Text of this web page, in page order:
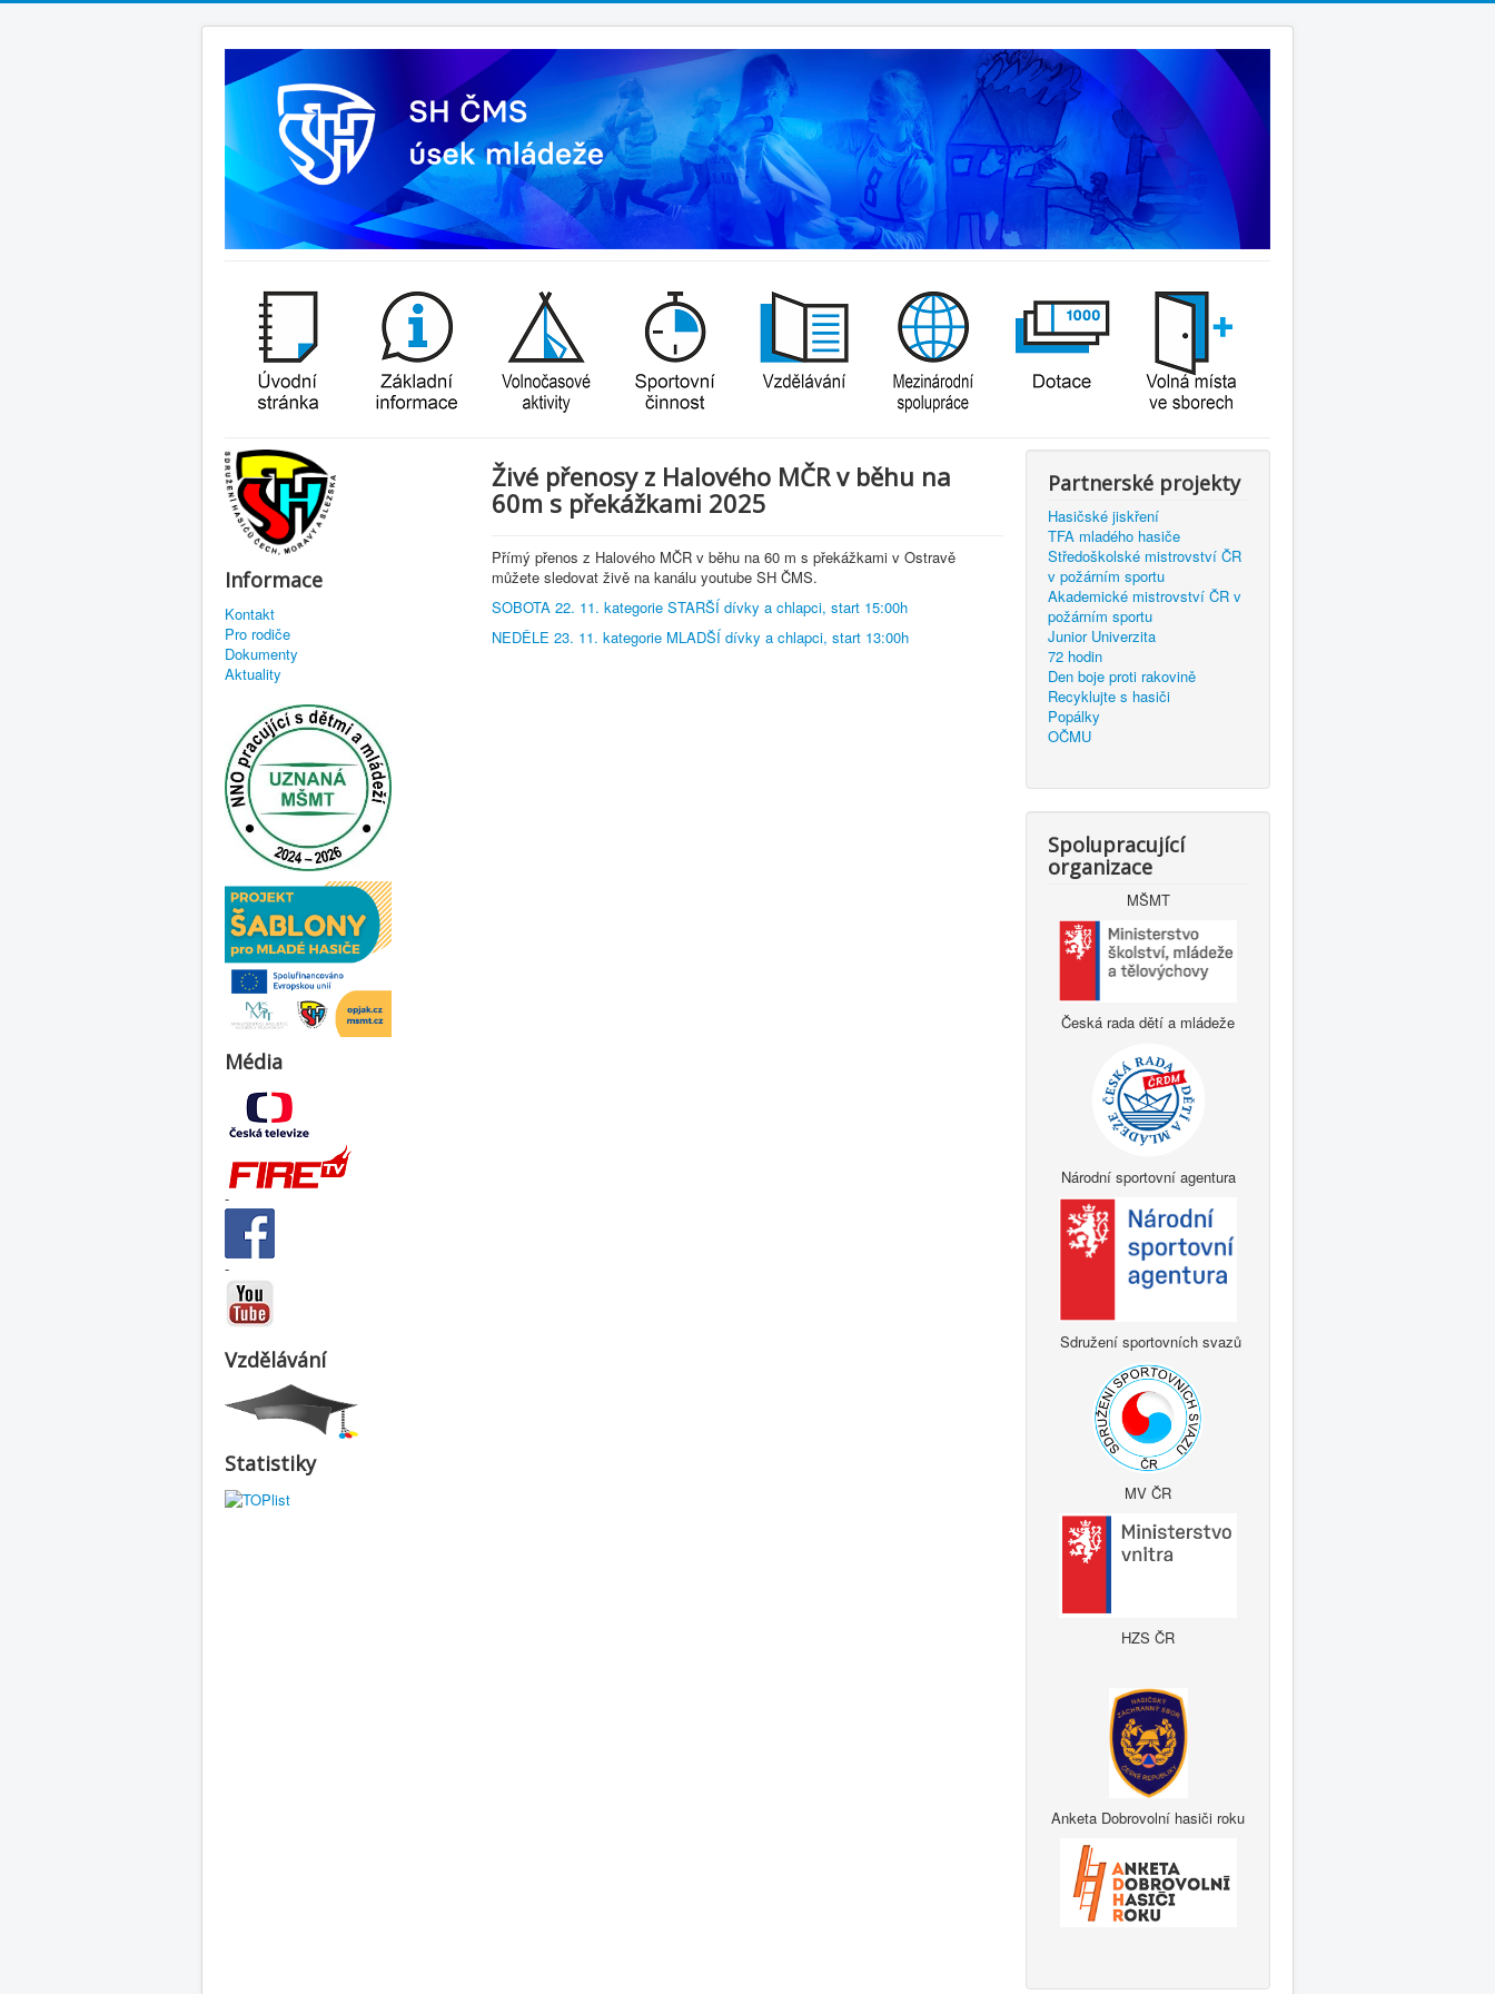
Informace
Kontakt
Pro rodiče
Dokumenty
Aktuality
Média
-
-
Vzdělávání
Statistiky
Živé přenosy z Halového MČR v běhu na
60m s překážkami 2025
Přímý přenos z Halového MČR v běhu na 60 m s překážkami v Ostravě
můžete sledovat živě na kanálu youtube SH ČMS.
SOBOTA 22. 11. kategorie STARŠÍ dívky a chlapci, start 15:00h
NEDĚLE 23. 11. kategorie MLADŠÍ dívky a chlapci, start 13:00h
Partnerské projekty
Hasičské jiskření
TFA mladého hasiče
Středoškolské mistrovství ČR
v požárním sportu
Akademické mistrovství ČR v
požárním sportu
Junior Univerzita
72 hodin
Den boje proti rakovině
Recyklujte s hasiči
Popálky
OČMU
Spolupracující
organizace
MŠMT
Česká rada dětí a mládeže
Národní sportovní agentura
Sdružení sportovních svazů
MV ČR
HZS ČR
Anketa Dobrovolní hasiči roku